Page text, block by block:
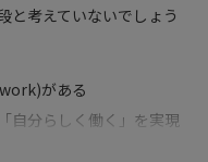
と考えていないでしょう
がある
自分らしく働く」を実現